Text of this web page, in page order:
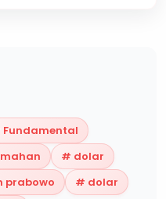
Fundamental
# dolar
prabowo # dolar